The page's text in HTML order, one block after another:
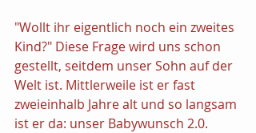
"Wollt ihr eigentlich noch ein zweites
Kind?" Diese Frage wird uns schon
gestellt, seitdem unser Sohn auf der
Welt ist. Mittlerweile ist er fast
zweieinhalb Jahre alt und so langsam
ist er da: unser Babywunsch 2.0.